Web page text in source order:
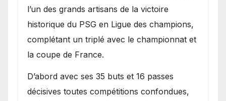
l’un des grands artisans de la victoire
historique du PSG en Ligue des champions,
complétant un triplé avec le championnat et
la coupe de France.
D’abord avec ses 35 buts et 16 passes
décisives toutes compétitions confondues,